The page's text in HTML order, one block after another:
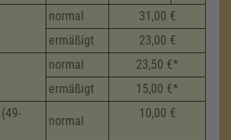
normal
31,00 €
ermäßigt
23,00 €
normal
23,50 €*
ermäßigt
15,00 €*
normal
10,00 €